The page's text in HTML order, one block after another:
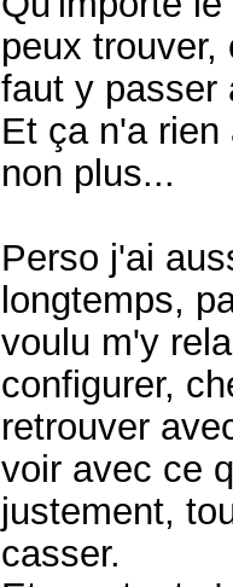
peux
faut y passer
Et ça n'a
non plus...
Perso j'ai
longtemps,
voulu m'y
configurer,
retrouver
voir avec ce
justement,
casser.